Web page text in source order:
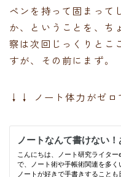
ペンを持って固まって
か、ということを、ち
察は次回じっくりとこ
すが、その前にまず。
↓↓ ノート体力がゼ